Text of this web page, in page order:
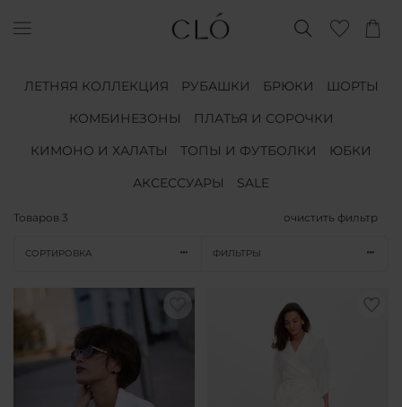
ЛЕТНЯЯ КОЛЛЕКЦИЯ РУБАШКИ БРЮКИ
ШОРТЫ
КОМБИНЕЗОНЫ
ПЛАТЬЯ И СОРОЧКИ
КИМОНО И ХАЛАТЫ
ТОПЫ И ФУТБОЛКИ
ЮБКИ
АКСЕССУАРЫ
SALE
Товаров 3 очистить фильтр
СОРТИРОВКА ФИЛЬТРЫ